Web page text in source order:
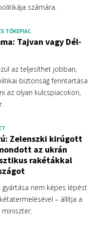
számára.
TŐKEPIAC
Tajvan vagy Dél-
az teljesíthet jobban,
biztonság fenntartása
az olyan kulcspiacokon,
Zelenszki kirúgott
az ukrán
rakétákkal
nem képes lépést
– állítja a